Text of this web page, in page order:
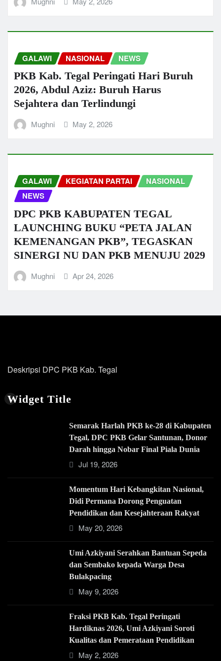
GALAWI NASIONAL NEWS
PKB Kab. Tegal Peringati Hari Buruh
2026, Abdul Aziz: Buruh Harus
Sejahtera dan Terlindungi
Mughni May 2, 2026
GALAWI KEGIATAN PARTAI
NASIONAL
NEWS
DPC PKB KABUPATEN TEGAL
LAUNCHING BUKU “PETA JALAN
KEMENANGAN PKB”, TEGASKAN
SINERGI NU DAN PKB MENUJU 2029
Mughni Apr 24, 2026
Deskripsi DPC PKB Kab. Tegal
Widget Title
Semarak Harlah PKB ke-28 di Kabupaten
Tegal, DPC PKB Gelar Santunan, Donor
Darah hingga Nobar Final Piala Dunia
Jul 19, 2026
Momentum Hari Kebangkitan Nasional,
Didi Permana Dorong Penguatan
Pendidikan dan Kesejahteraan Rakyat
May 20, 2026
Umi Azkiyani Serahkan Bantuan Sepeda
dan Sembako kepada Warga Desa
Bulakpacing
May 9, 2026
Fraksi PKB Kab. Tegal Peringati
Hardiknas 2026, Umi Azkiyani Soroti
Kualitas dan Pemerataan Pendidikan
May 2, 2026